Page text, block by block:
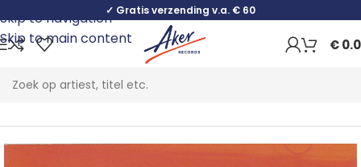
Skip to navigation
Skip to main content
✓ Gratis verzending v.a. € 60
€
Home Rock